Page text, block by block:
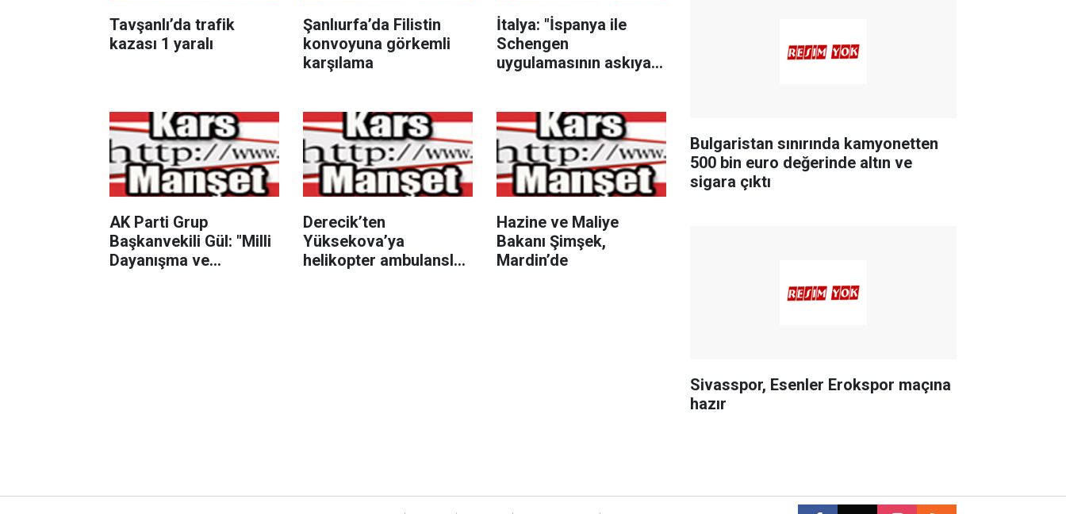
Tavşanlı’da trafik
kazası 1 yaralı
Şanlıurfa’da Filistin
konvoyuna görkemli
karşılama
İtalya: "İspanya ile
Schengen
uygulamasının askıya
AK Parti Grup
Başkanvekili Gül: "Milli
Dayanışma ve
Derecik’ten
Yüksekova’ya
helikopter ambulansla
Hazine ve Maliye
Bakanı Şimşek,
Mardin’de
Bulgaristan sınırında kamyonetten
500 bin euro değerinde altın ve
sigara çıktı
Sivasspor, Esenler Erokspor maçına
hazır